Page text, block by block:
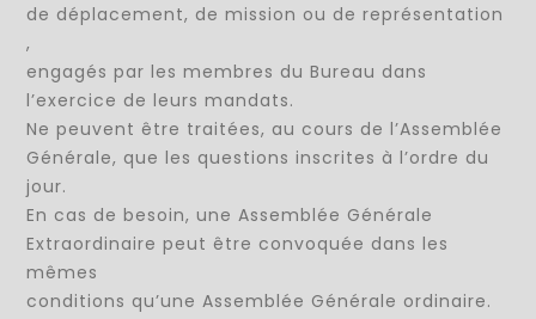
de déplacement, de mission ou de représentation
,
engagés par les membres du Bureau dans
l’exercice de leurs mandats.
Ne peuvent être traitées, au cours de l’Assemblée
Générale, que les questions inscrites à l’ordre du
jour.
En cas de besoin, une Assemblée Générale
Extraordinaire peut être convoquée dans les
mêmes
conditions qu’une Assemblée Générale ordinaire.